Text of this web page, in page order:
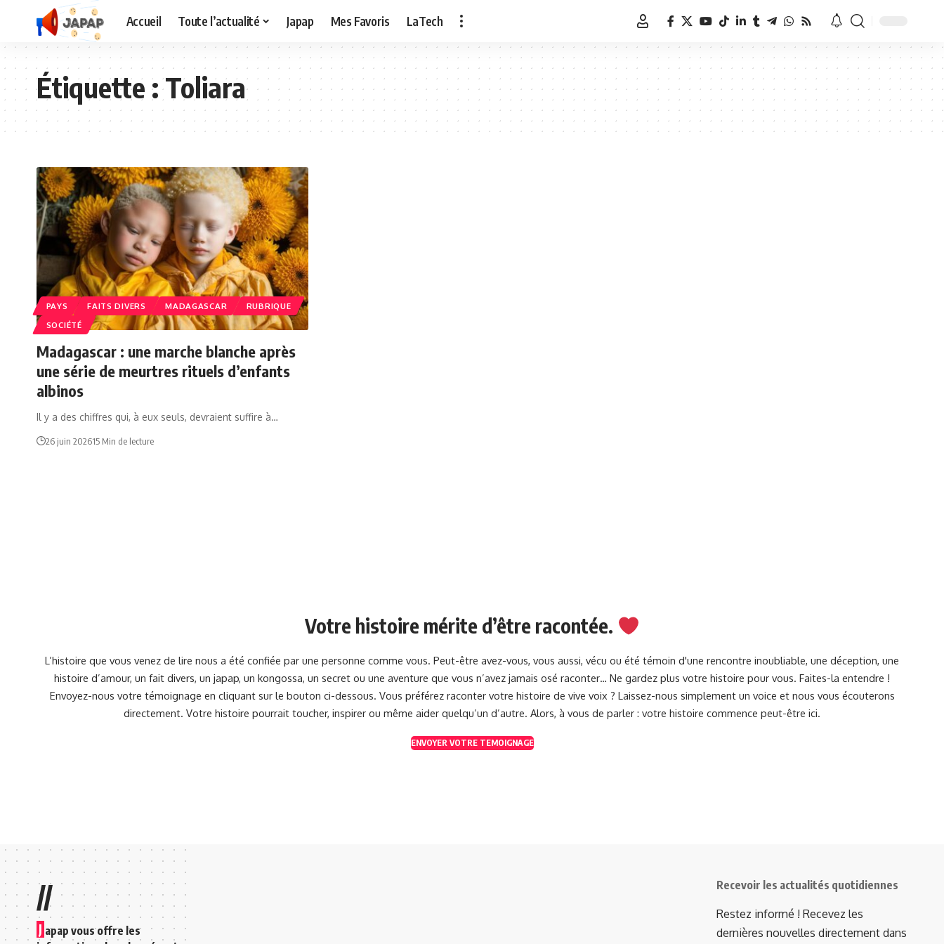
Accueil Toute l’actualité Japap Mes Favoris LaTech
Étiquette :Toliara
PAYS FAITS DIVERS MADAGASCAR
RUBRIQUE
SOCIÉTÉ
Madagascar : une marche blanche après
une série de meurtres rituels d’enfants
albinos
Il y a des chiffres qui, à eux seuls, devraient suffire à…
26 juin 202615 Min de lecture
Votre histoire mérite d’être racontée.
L’histoire que vous venez de lire nous a été confiée par une personne comme vous. Peut-être avez-vous, vous aussi, vécu ou été témoin d'une rencontre inoubliable, une déception, une
histoire d’amour, un fait divers, un japap, un kongossa, un secret ou une aventure que vous n’avez jamais osé raconter… Ne gardez plus votre histoire pour vous. Faites-la entendre !
Envoyez-nous votre témoignage en cliquant sur le bouton ci-dessous. Vous préférez raconter votre histoire de vive voix ? Laissez-nous simplement un voice et nous vous écouterons
directement. Votre histoire pourrait toucher, inspirer ou même aider quelqu’un d’autre. Alors, à vous de parler : votre histoire commence peut-être ici.
ENVOYER VOTRE TEMOIGNAGE
//
J apap vous offre les
Recevoir les actualités quotidiennes
Restez informé ! Recevez les
dernières nouvelles directement dans